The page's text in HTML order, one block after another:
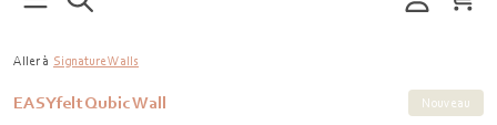
Aller à Signature Walls
EASYfelt Qubic Wall Nouveau